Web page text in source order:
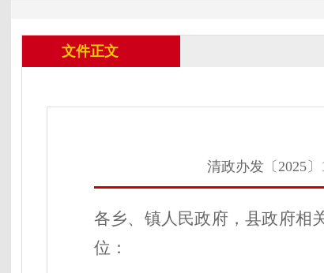
文件正文
清政办发〔2025〕
各乡、镇人民政府，县政府相
位：